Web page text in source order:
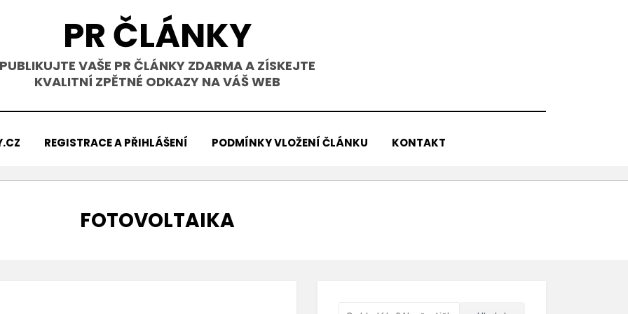
PR ČLÁNKY
PUBLIKUJTE VAŠE PR ČLÁNKY ZDARMA A ZÍSKEJTE
KVALITNÍ ZPĚTNÉ ODKAZY NA VÁŠ WEB
REGISTRACE A PŘIHLÁŠENÍ PODMÍNKY VLOŽENÍ ČLÁNKU KONTAKT
ŠTÍTEK
:
FOTOVOLTAIKA
Vyhledávání